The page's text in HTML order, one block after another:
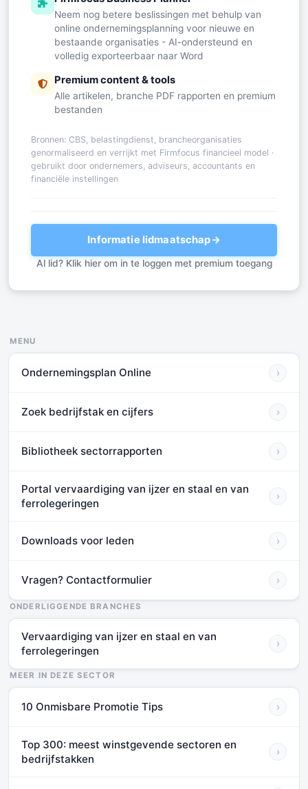
Neem nog betere beslissingen met behulp van
online ondernemingsplanning voor nieuwe en
bestaande organisaties - AI-ondersteund en
volledig exporteerbaar naar Word
Premium content & tools
Alle artikelen, branche PDF rapporten en premium
bestanden
Bronnen: CBS, belastingdienst, brancheorganisaties
genormaliseerd en verrijkt met Firmfocus financieel model ·
gebruikt door ondernemers, adviseurs, accountants en
financiële instellingen
Informatie lidmaatschap→
Al lid? Klik hier om in te loggen met premium toegang
MENU
Ondernemingsplan Online ›
Zoek bedrijfstak en cijfers ›
Bibliotheek sectorrapporten ›
Portal vervaardiging van ijzer en staal en van
ferrolegeringen
›
Downloads voor leden ›
Vragen? Contactformulier ›
ONDERLIGGENDE BRANCHES
Vervaardiging van ijzer en staal en van
ferrolegeringen
›
MEER IN DEZE SECTOR
10 Onmisbare Promotie Tips ›
Top 300: meest winstgevende sectoren en
bedrijfstakken
›